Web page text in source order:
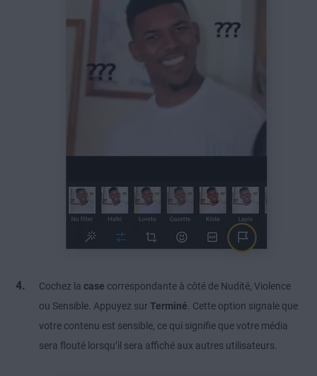
Cochez la case correspondante à côté de Nudité, Violence
ou Sensible. Appuyez sur Terminé . Cette option signale que
votre contenu est sensible, ce qui signifie que votre média
sera flouté lorsqu’il sera affiché aux autres utilisateurs.